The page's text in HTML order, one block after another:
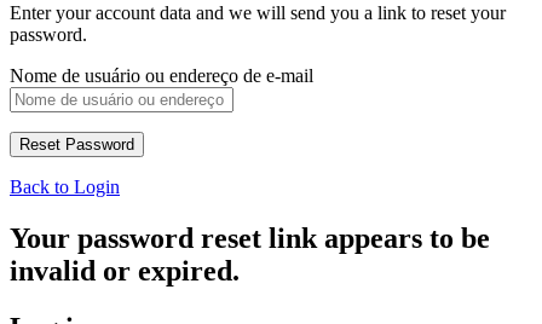
Enter your account data and we will send you a link to reset your
password.
Nome de usuário ou endereço de e-mail
Back to Login
Your password reset link appears to be
invalid or expired.